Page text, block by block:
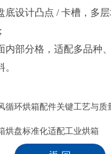
底设计凸点 / 卡槽，多
内部分格，适配多品种
循环烘箱配件关键工艺与质
烘盘标准化适配工业烘箱